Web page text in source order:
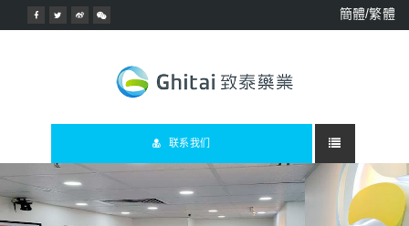
簡體/繁體
联系我们